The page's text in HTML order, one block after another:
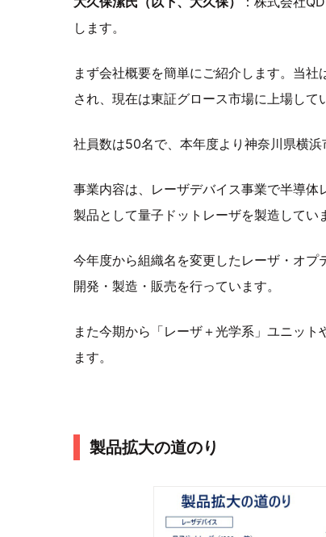
します。
まず会社概要を簡単にご紹介します。当
され、現在は東証グロース市場に上場して
社員数は50名で、本年度より神奈川県横
事業内容は、レーザデバイス事業で半導
製品として量子ドットレーザを製造してい
今年度から組織名を変更したレーザ・オ
開発・製造・販売を行っています。
また今期から「レーザ＋光学系」ユニッ
ます。
製品拡大の道のり